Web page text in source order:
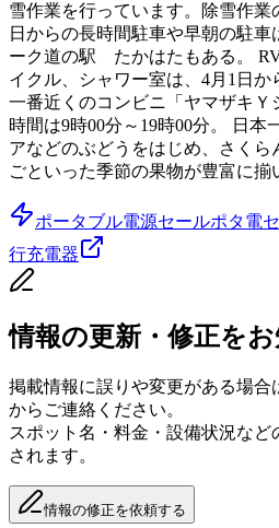
雪作業を行っています。除雪作
日からの長時間駐車や早朝の駐
ーク道の駅 たかはたもある。
イクル、シャワー室は、4月1日か
一番近くのコンビニ「ヤマザキＹ
時間は9時00分～19時00分。 日本
アなどのぶどうをはじめ、さく
ごといった季節の果物が豊富に揃
ポータブル電源セールポタ電
行充電器
情報の更新・修正を
掲載情報に誤りや変更がある場合
からご連絡ください。
スポット名・料金・設備状況など
されます。
情報の修正を依頼する